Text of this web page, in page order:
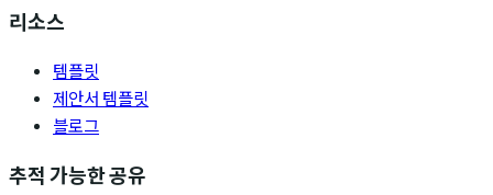
리소스
템플릿
제안서 템플릿
블로그
추적 가능한 공유